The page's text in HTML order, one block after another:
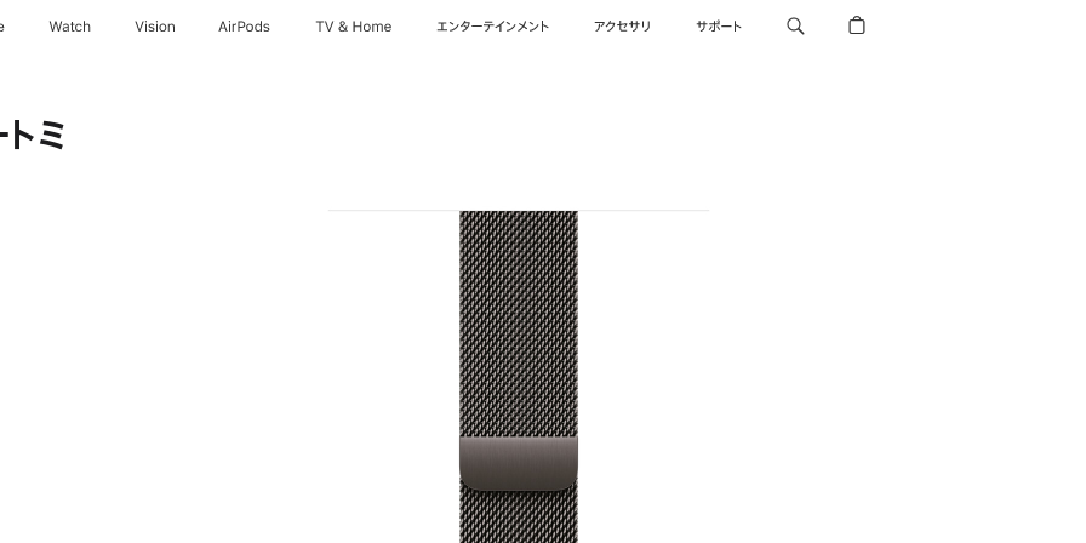
Watch Vision AirPods TV & Home エンターテインメント アクセサリ サポート
ミ